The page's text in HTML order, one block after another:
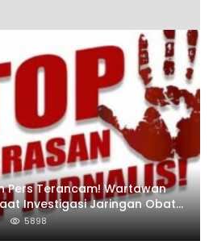
Pers Terancam! Wartawan
Investigasi Jaringan Obat
5898